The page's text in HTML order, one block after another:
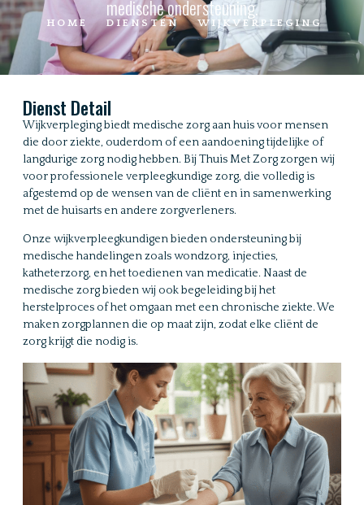
medische ondersteuning.
HOME DIENSTEN WIJKVERPLEGING
Dienst Detail
Wijkverpleging biedt medische zorg aan huis voor mensen
die door ziekte, ouderdom of een aandoening tijdelijke of
langdurige zorg nodig hebben. Bij Thuis Met Zorg zorgen wij
voor professionele verpleegkundige zorg, die volledig is
afgestemd op de wensen van de cliënt en in samenwerking
met de huisarts en andere zorgverleners.
Onze wijkverpleegkundigen bieden ondersteuning bij
medische handelingen zoals wondzorg, injecties,
katheterzorg, en het toedienen van medicatie. Naast de
medische zorg bieden wij ook begeleiding bij het
herstelproces of het omgaan met een chronische ziekte. We
maken zorgplannen die op maat zijn, zodat elke cliënt de
zorg krijgt die nodig is.